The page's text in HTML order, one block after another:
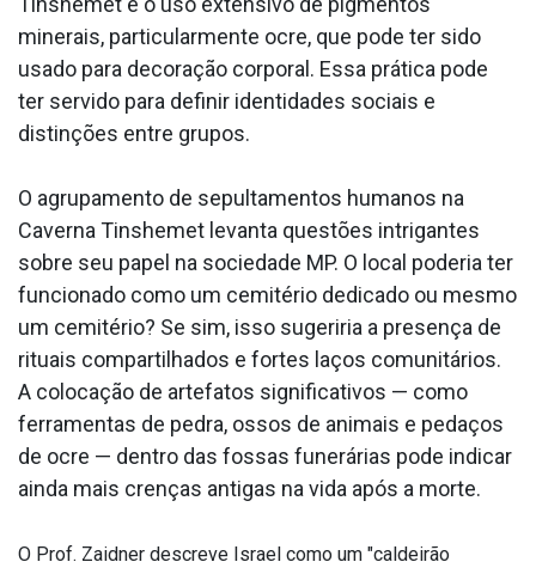
minerais, particularmente ocre, que pode ter sido
usado para decoração corporal. Essa prática pode
ter servido para definir identidades sociais e
distinções entre grupos.
O agrupamento de sepultamentos humanos na
Caverna Tinshemet levanta questões intrigantes
sobre seu papel na sociedade MP. O local poderia ter
funcionado como um cemitério dedicado ou mesmo
um cemitério? Se sim, isso sugeriria a presença de
rituais compartilhados e fortes laços comunitários.
A colocação de artefatos significativos — como
ferramentas de pedra, ossos de animais e pedaços
de ocre — dentro das fossas funerárias pode indicar
ainda mais crenças antigas na vida após a morte.
O Prof. Zaidner descreve Israel como um "caldeirão